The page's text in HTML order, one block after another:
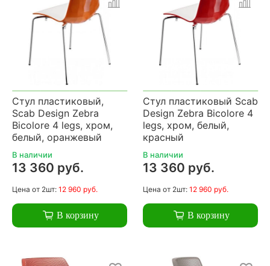
Стул пластиковый,
Scab Design Zebra
Bicolore 4 legs, хром,
белый, оранжевый
В наличии
13 360 руб.
Цена от 2шт: 12 960 руб.
В корзину
Стул пластиковый Scab
Design Zebra Bicolore 4
legs, хром, белый,
красный
В наличии
13 360 руб.
Цена от 2шт: 12 960 руб.
В корзину